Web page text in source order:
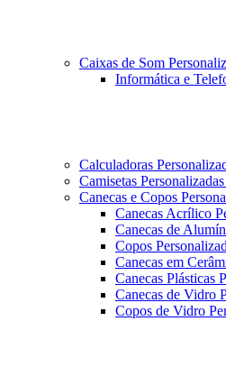
Caixas de Som
Informática e
Calculadoras
Camisetas Personalizadas
Canecas e Copos
Canecas Acrílico
Canecas de
Copos
Canecas em
Canecas Plásticas
Canecas de Vidro
Copos de Vidro